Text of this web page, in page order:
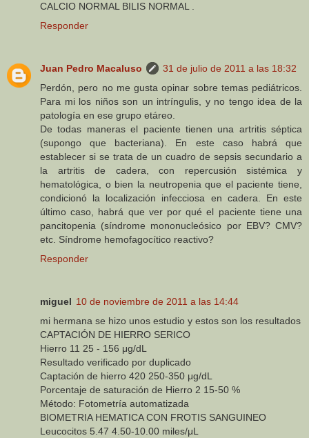
CALCIO NORMAL BILIS NORMAL .
Responder
Juan Pedro Macaluso
31 de julio de 2011 a las 18:32
Perdón, pero no me gusta opinar sobre temas pediátricos.
Para mi los niños son un intríngulis, y no tengo idea de la
patología en ese grupo etáreo.
De todas maneras el paciente tienen una artritis séptica
(supongo que bacteriana). En este caso habrá que
establecer si se trata de un cuadro de sepsis secundario a
la artritis de cadera, con repercusión sistémica y
hematológica, o bien la neutropenia que el paciente tiene,
condicionó la localización infecciosa en cadera. En este
último caso, habrá que ver por qué el paciente tiene una
pancitopenia (síndrome mononucleósico por EBV? CMV?
etc. Síndrome hemofagocítico reactivo?
Responder
miguel 10 de noviembre de 2011 a las 14:44
mi hermana se hizo unos estudio y estos son los resultados
CAPTACIÓN DE HIERRO SERICO
Hierro 11 25 - 156 μg/dL
Resultado verificado por duplicado
Captación de hierro 420 250-350 μg/dL
Porcentaje de saturación de Hierro 2 15-50 %
Método: Fotometría automatizada
BIOMETRIA HEMATICA CON FROTIS SANGUINEO
Leucocitos 5.47 4.50-10.00 miles/μL